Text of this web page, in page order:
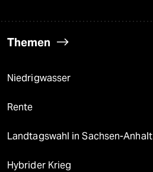
Themen
Niedrigwasser
Rente
Landtagswahl in Sachsen-Anhalt
Hybrider Krieg